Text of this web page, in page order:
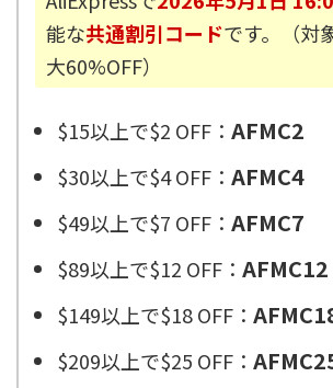
能な共通割引コードです。（対
大60%OFF）
$15以上で$2 OFF： AFMC2
$30以上で$4 OFF： AFMC4
$49以上で$7 OFF： AFMC7
$89以上で$12 OFF： AFMC12
$149以上で$18 OFF：
$209以上で$25 OFF：